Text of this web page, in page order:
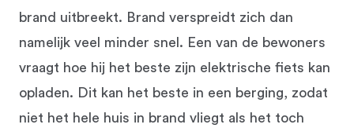
brand uitbreekt. Brand verspreidt zich dan
namelijk veel minder snel. Een van de bewoners
vraagt hoe hij het beste zijn elektrische fiets kan
opladen. Dit kan het beste in een berging, zodat
niet het hele huis in brand vliegt als het toch